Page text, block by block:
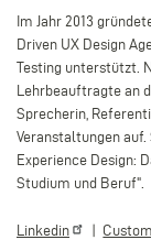
Im Jahr 2013
Driven UX Design
Testing unterstützt.
Lehrbeauftragte an
Sprecherin,
Veranstaltungen
Experience Design:
Studium und Beruf".
Linkedin |